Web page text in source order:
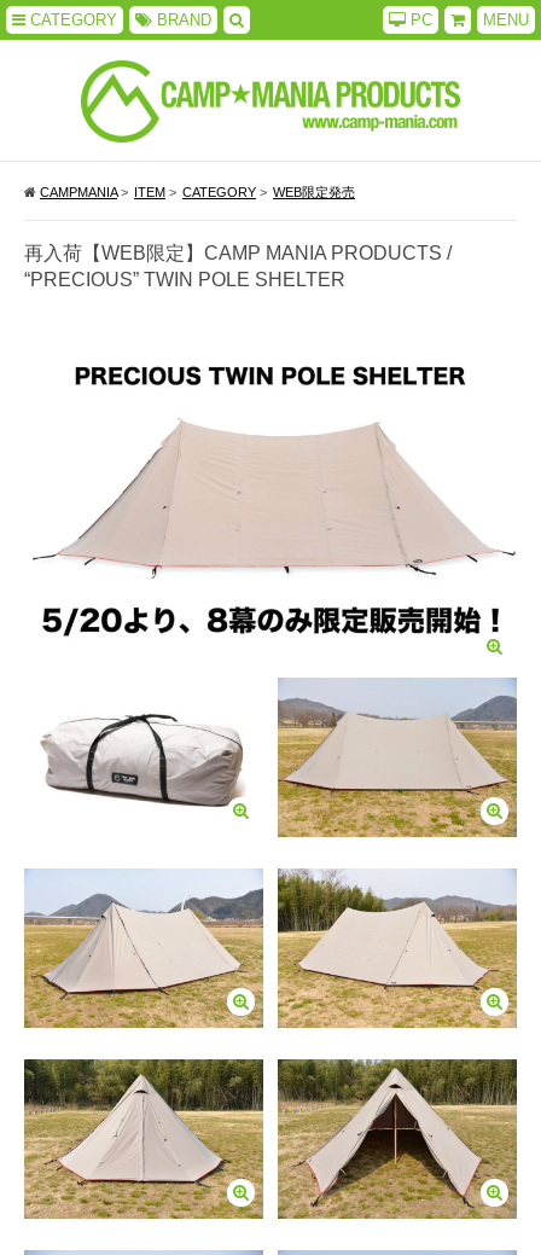
CATEGORY BRAND MENU
PC
CAMPMANIA> ITEM > CATEGORY > WEB限定発売
再入荷【WEB限定】CAMP MANIA PRODUCTS /
“PRECIOUS” TWIN POLE SHELTER